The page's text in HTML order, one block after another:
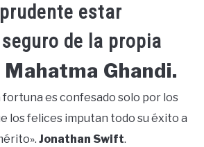
estar
de la propia
Mahatma Ghandi.
fortuna es confesado solo por los
los felices imputan todo su éxito a
Jonathan Swift.